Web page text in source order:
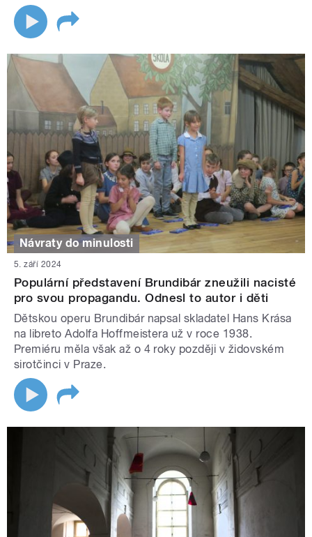
Návraty do minulosti
5. září 2024
Populární představení Brundibár zneužili nacisté
pro svou propagandu. Odnesl to autor i děti
Dětskou operu Brundibár napsal skladatel Hans Krása
na libreto Adolfa Hoffmeistera už v roce 1938.
Premiéru měla však až o 4 roky později v židovském
sirotčinci v Praze.